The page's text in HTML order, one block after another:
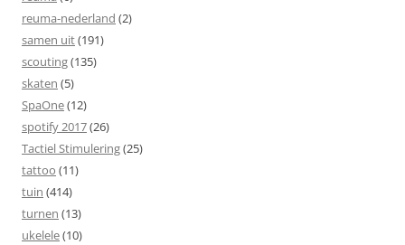
reuma-nederland (2)
samen uit(191)
scouting(135)
skaten (5)
SpaOne(12)
spotify 2017(26)
Tactiel Stimulering(25)
tattoo (11)
tuin (414)
turnen (13)
ukelele(10)